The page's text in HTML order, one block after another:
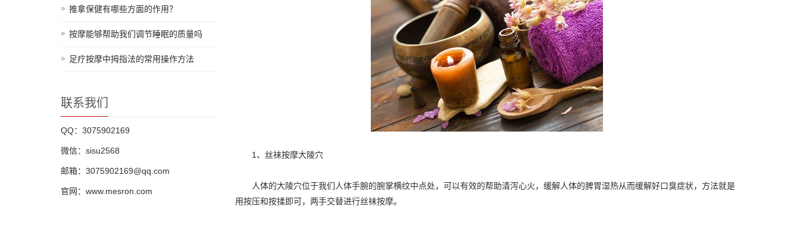
1、丝袜按摩大陵穴
人体的大陵穴位于我们人体手腕的腕掌横纹中点处，可以有效的帮助清泻心火，缓解人体的脾胃湿热从而缓解好口臭症状，方法就是
用按压和按揉即可，两手交替进行丝袜按摩。
推拿保健有哪些方面的作用？
按摩能够帮助我们调节睡眠的质量吗
足疗按摩中拇指法的常用操作方法
联系我们
QQ：3075902169
微信：sisu2568
邮箱：3075902169@qq.com
官网：www.mesron.com